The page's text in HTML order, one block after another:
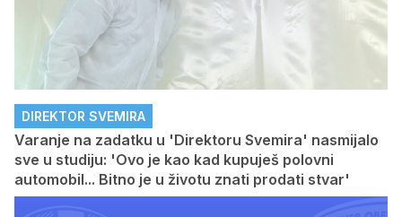
DIREKTOR SVEMIRA
Varanje na zadatku u 'Direktoru Svemira' nasmijalo
sve u studiju: 'Ovo je kao kad kupuješ polovni
automobil... Bitno je u životu znati prodati stvar'